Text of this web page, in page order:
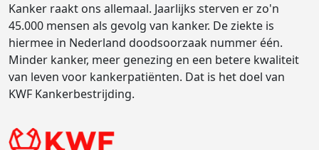
Kanker raakt ons allemaal. Jaarlijks sterven er zo'n
45.000 mensen als gevolg van kanker. De ziekte is
hiermee in Nederland doodsoorzaak nummer één.
Minder kanker, meer genezing en een betere kwaliteit
van leven voor kankerpatiënten. Dat is het doel van
KWF Kankerbestrijding.